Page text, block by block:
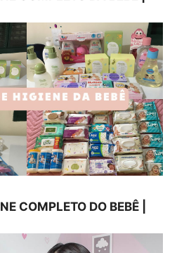
COMPLETO DO BEBÊ |